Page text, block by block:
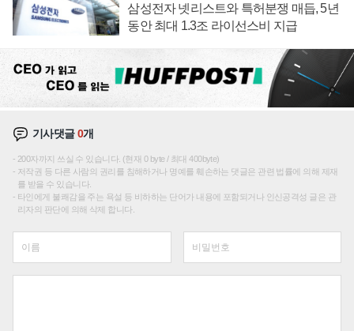
삼성전자 넷리스트와 특허분쟁 매듭, 5년
동안 최대 1.3조 라이선스비 지급
기사댓글0개
200자까지 쓰실 수 있습니다. (현재 0 byte / 최대 400byte)
저작권 등 다른 사람의 권리를 침해하거나 명예를 훼손하는 댓글은 관련 법률에 의해 제재
를 받을 수 있습니다.
타인에게 불쾌감을 주는 욕설 등 비하하는 단어가 내용에 포함되거나 인신공격성 글은 관
리자의 판단에 의해 삭제 합니다.